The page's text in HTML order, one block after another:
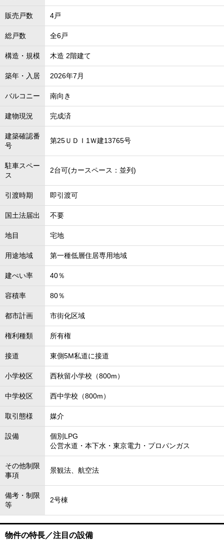
販売戸数 4戸
総戸数 全6戸
構造・規模 木造 2階建て
築年・入居 2026年7月
バルコニー 南向き
建物現況 完成済
建築確認番
号
第25ＵＤＩ1Ｗ建13765号
駐車スペー
ス
2台可(カースペース：並列)
引渡時期 即引渡可
国土法届出 不要
地目 宅地
用途地域 第一種低層住居専用地域
建ぺい率 40％
容積率 80％
都市計画 市街化区域
権利種類 所有権
接道 東側5M私道に接道
小学校区 西秋留小学校（800m）
中学校区 西中学校（800m）
取引態様 媒介
設備
個別LPG
公営水道・本下水・東京電力・プロパンガス
その他制限
事項
景観法、航空法
備考・制限
等
2号棟
物件の特長／注目の設備